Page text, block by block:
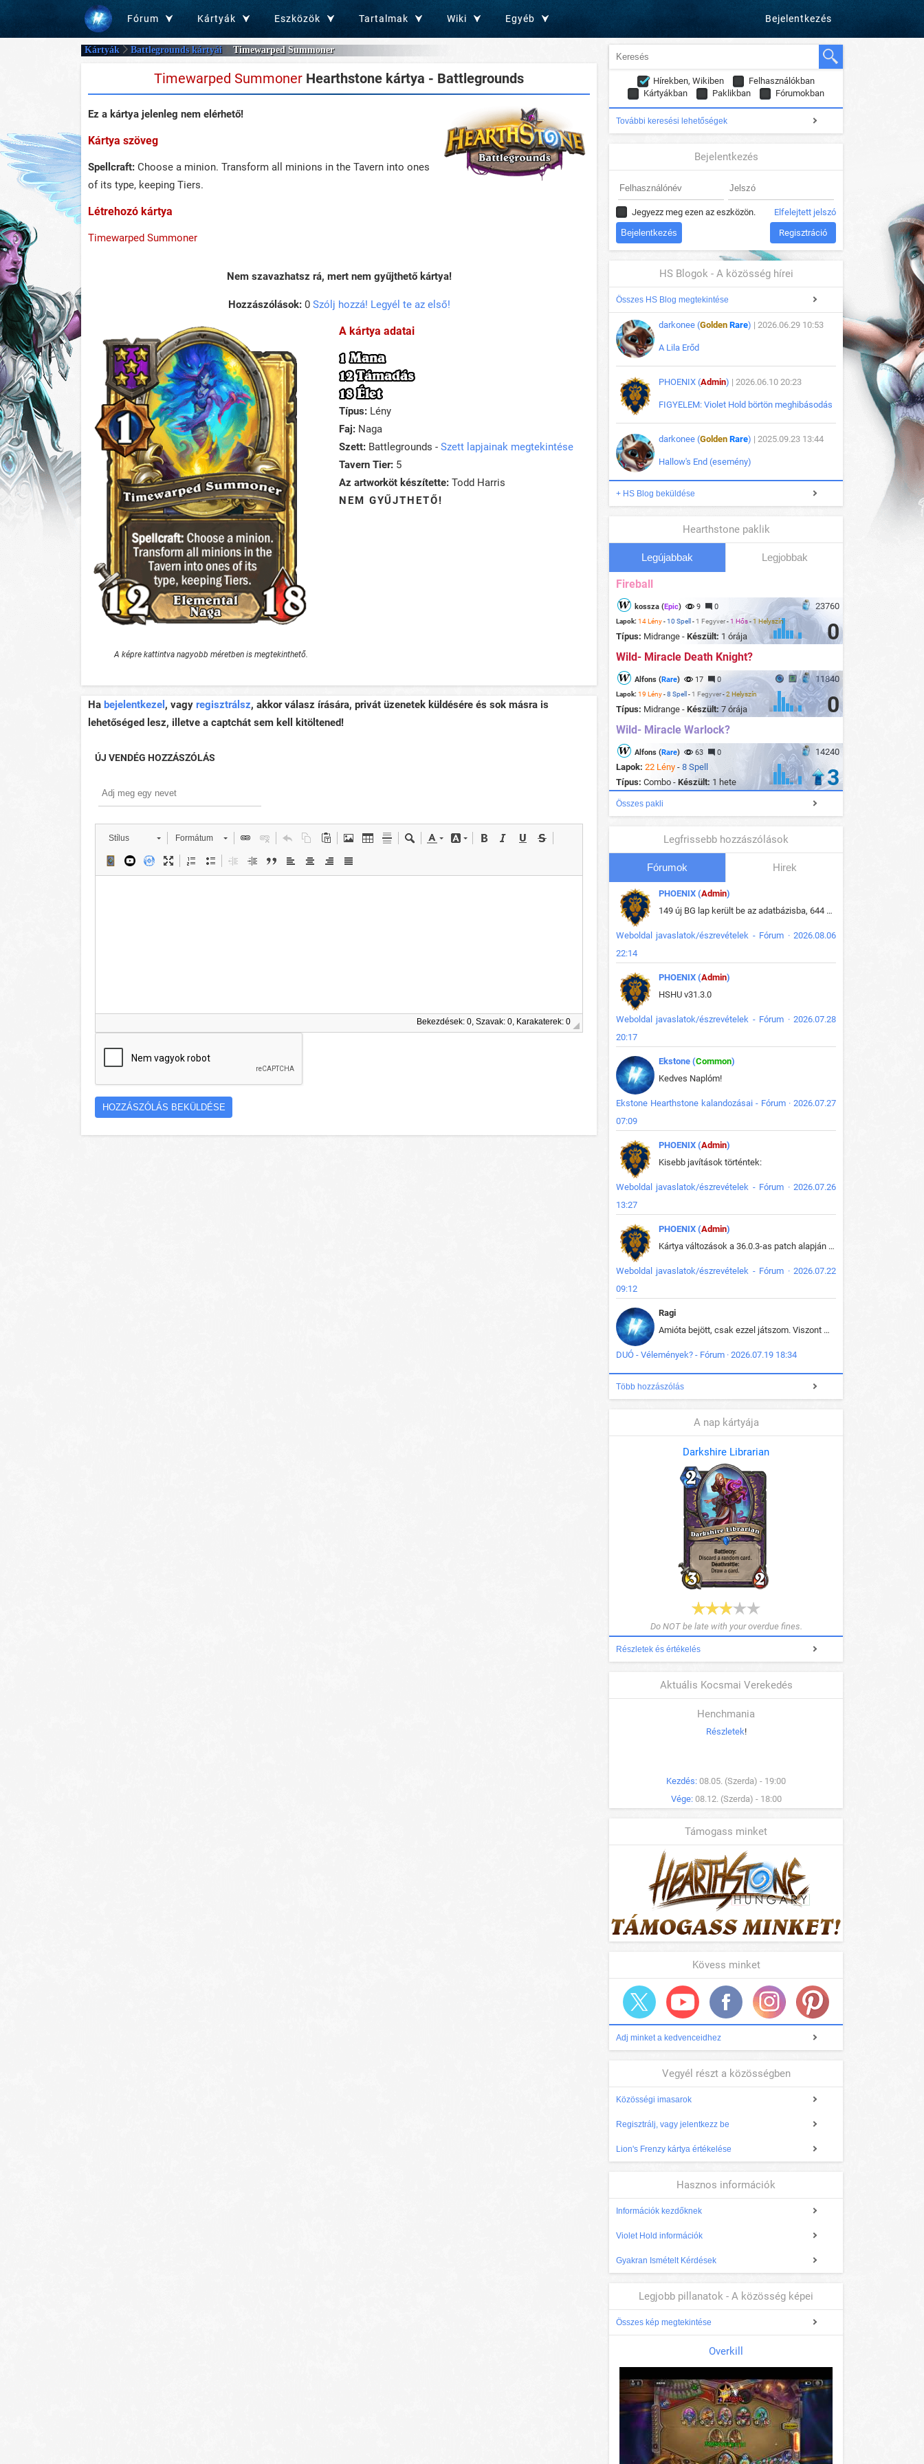
Fórum Kártyák Eszközök Tartalmak Wiki Egyéb Bejelentkezés
Kártyák Battlegrounds kártyái Timewarped Summoner
Timewarped Summoner Hearthstone kártya - Battlegrounds
Ez a kártya jelenleg nem elérhető!
Kártya szöveg
Spellcraft: Choose a minion. Transform all minions in the Tavern into ones
of its type, keeping Tiers.
Létrehozó kártya
Timewarped Summoner
Nem szavazhatsz rá, mert nem gyűjthető kártya!
Hozzászólások:0 Szólj hozzá! Legyél te az első!
A képre kattintva nagyobb méretben is megtekinthető.
A kártya adatai
1 Mana
12 Támadás
18 Élet
Típus: Lény
Faj: Naga
Szett: Battlegrounds - Szett lapjainak megtekintése
Tavern Tier: 5
Az artworköt készítette: Todd Harris
NEM GYŰJTHETŐ!
Ha bejelentkezel , vagy regisztrálsz, akkor válasz írására, privát üzenetek küldésére és sok másra is
lehetőséged lesz, illetve a captchát sem kell kitöltened!
ÚJ VENDÉG HOZZÁSZÓLÁS
Stílus Formátum
Bekezdések: 0, Szavak: 0, Karakaterek: 0
Hírekben, Wikiben
Felhasználókban
Kártyákban
Paklikban Fórumokban
További keresési lehetőségek
Bejelentkezés
Jegyezz meg ezen az eszközön. Elfelejtett jelszó
Regisztráció
HS Blogok - A közösség hírei
Összes HS Blog megtekintése
darkonee (Golden Rare) | 2026.06.29 10:53
A Lila Erőd
PHOENIX (Admin) | 2026.06.10 20:23
FIGYELEM: Violet Hold börtön meghibásodás
darkonee (Golden Rare) | 2025.09.23 13:44
Hallow's End (esemény)
+ HS Blog beküldése
Hearthstone paklik
Legújabbak Legjobbak
Fireball
23760
kossza (Epic) 9 0
Lapok: 14 Lény-10 Spell - 1 Fegyver-1 Hős-1 Helyszín
Típus: Midrange - Készült: 1 órája 0
Wild- Miracle Death Knight?
11840
Alfons (Rare) 17 0
Lapok: 19 Lény-8 Spell - 1 Fegyver-2 Helyszín
Típus: Midrange - Készült: 7 órája 0
Wild- Miracle Warlock?
14240
Alfons (Rare) 63 0
Lapok: 22 Lény - 8 Spell
Típus: Combo - Készült: 1 hete 3
Összes pakli
Legfrissebb hozzászólások
Fórumok Hirek
PHOENIX (Admin)
149 új BG lap került be az adatbázisba, 644 db meglévő BG lap módosult, bekerültek az új képek a megváltozott lapokhoz is.
Weboldal javaslatok/észrevételek - Fórum · 2026.08.06
22:14
PHOENIX (Admin)
HSHU v31.3.0
Weboldal javaslatok/észrevételek - Fórum · 2026.07.28
20:17
Ekstone (Common)
Kedves Naplóm!
Ekstone Hearthstone kalandozásai - Fórum · 2026.07.27
07:09
PHOENIX (Admin)
Kisebb javítások történtek:
Weboldal javaslatok/észrevételek - Fórum · 2026.07.26
13:27
PHOENIX (Admin)
Kártya változások a 36.0.3-as patch alapján frissítve az adatbázisban (képek is cserélve).
Weboldal javaslatok/észrevételek - Fórum · 2026.07.22
09:12
Ragi
Amióta bejött, csak ezzel játszom. Viszont mint minden más - akár az alapjáték is, ez is baromira összetett lett. Néha már pár kör után is esélytelen az egész. Vagy irreállisan túltápol valaki, vagy lelép a partner, vagy csak hülye mint a segg. És amikor eljönne az én időm, na akkor jön el mindenki másé is. Engem jobban érdekelne, hogy ki milyen ratingen szokott játszani. Na ez lenne egy érdekes adat.
DUÓ - Vélemények? - Fórum · 2026.07.19 18:34
Több hozzászólás
A nap kártyája
Darkshire Librarian
Do NOT be late with your overdue fines.
Részletek és értékelés
Aktuális Kocsmai Verekedés
Henchmania
Részletek!
Kezdés: 08.05. (Szerda) - 19:00
Vége: 08.12. (Szerda) - 18:00
Támogass minket
Kövess minket
Adj minket a kedvenceidhez
Vegyél részt a közösségben
Közösségi imasarok
Regisztrálj, vagy jelentkezz be
Lion's Frenzy kártya értékelése
Hasznos információk
Információk kezdőknek
Violet Hold információk
Gyakran Ismételt Kérdések
Legjobb pillanatok - A közösség képei
Összes kép megtekintése
Overkill